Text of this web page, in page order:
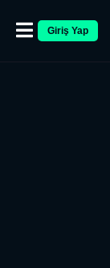
Giriş Yap